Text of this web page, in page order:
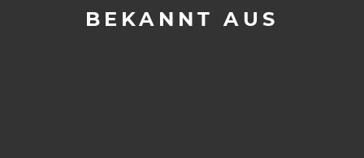
BEKANNT AUS